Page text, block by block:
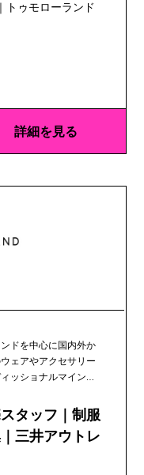
トゥモローランド
詳細を見る
ドを中心に国内外か
ェアやアクセサリー
ッショナルマインド
タッフ｜制服
三井アウトレ